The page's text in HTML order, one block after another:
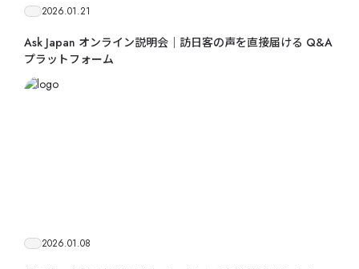
2026.01.21
Ask Japan オンライン説明会｜訪日客の声を直接届ける Q&A
プラットフォーム
2026.01.08